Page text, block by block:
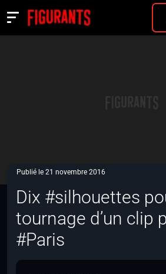
Actualités
Publié le 21 novembre 2016
Dix #silhouettes
tournage d’un clip
#Paris